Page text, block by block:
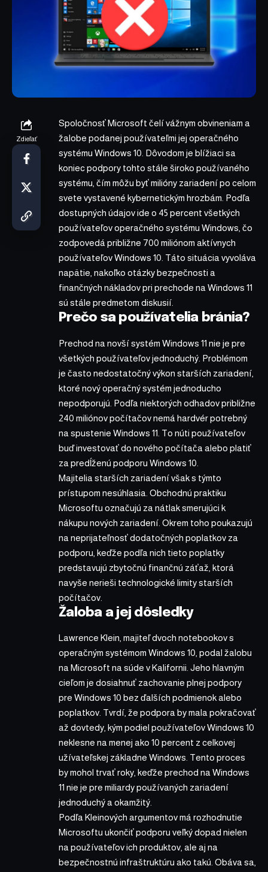
Zdieľať
Spoločnosť Microsoft čelí vážnym obvineniam a
žalobe podanej používateľmi jej operačného
systému Windows 10. Dôvodom je blížiaci sa
koniec podpory tohto stále široko používaného
systému, čím môžu byť milióny zariadení po celom
svete vystavené kybernetickým hrozbám. Podľa
dostupných údajov ide o 45 percent všetkých
používateľov operačného systému Windows, čo
zodpovedá približne 700 miliónom aktívnych
používateľov Windows 10. Táto situácia vyvoláva
napätie, nakoľko otázky bezpečnosti a
finančných nákladov pri prechode na Windows 11
sú stále predmetom diskusií.
Prečo sa používatelia bránia?
Prechod na novší systém Windows 11 nie je pre
všetkých používateľov jednoduchý. Problémom
je často nedostatočný výkon starších zariadení,
ktoré nový operačný systém jednoducho
nepodporujú. Podľa niektorých odhadov približne
240 miliónov počítačov nemá hardvér potrebný
na spustenie Windows 11. To núti používateľov
buď investovať do nového počítača alebo platiť
za predĺženú podporu Windows 10.
Majitelia starších zariadení však s týmto
prístupom nesúhlasia. Obchodnú praktiku
Microsoftu označujú za nátlak smerujúci k
nákupu nových zariadení. Okrem toho poukazujú
na neprijateľnosť dodatočných poplatkov za
podporu, keďže podľa nich tieto poplatky
predstavujú zbytočnú finančnú záťaž, ktorá
navyše nerieši technologické limity starších
počítačov.
Žaloba a jej dôsledky
Lawrence Klein, majiteľ dvoch notebookov s
operačným systémom Windows 10, podal žalobu
na Microsoft na súde v Kalifornii. Jeho hlavným
cieľom je dosiahnuť zachovanie plnej podpory
pre Windows 10 bez ďalších podmienok alebo
poplatkov. Tvrdí, že podpora by mala pokračovať
až dovtedy, kým podiel používateľov Windows 10
neklesne na menej ako 10 percent z celkovej
užívateľskej základne Windows. Tento proces
by mohol trvať roky, keďže prechod na Windows
11 nie je pre miliardy používaných zariadení
jednoduchý a okamžitý.
Podľa Kleinových argumentov má rozhodnutie
Microsoftu ukončiť podporu veľký dopad nielen
na používateľov ich produktov, ale aj na
bezpečnostnú infraštruktúru ako takú. Obáva sa,